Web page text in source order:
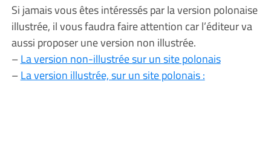
Si jamais vous êtes intéressés par la version polonaise
illustrée, il vous faudra faire attention car l’éditeur va
aussi proposer une version non illustrée.
–La version non-illustrée sur un site polonais
–La version illustrée, sur un site polonais :